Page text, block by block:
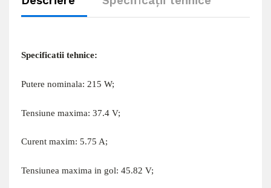
Specificatii tehnice:
Putere nominala: 215 W;
Tensiune maxima: 37.4 V;
Curent maxim: 5.75 A;
Tensiunea maxima in gol: 45.82 V;